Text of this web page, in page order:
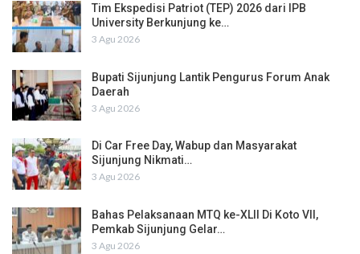
Tim Ekspedisi Patriot (TEP) 2026 dari IPB
University Berkunjung ke…
3 Agu 2026
Bupati Sijunjung Lantik Pengurus Forum Anak
Daerah
3 Agu 2026
Di Car Free Day, Wabup dan Masyarakat
Sijunjung Nikmati…
3 Agu 2026
Bahas Pelaksanaan MTQ ke-XLII Di Koto VII,
Pemkab Sijunjung Gelar…
3 Agu 2026